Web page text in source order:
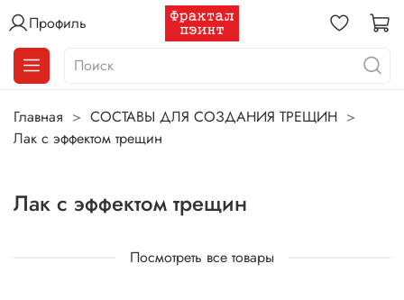
Профиль
Главная
СОСТАВЫ ДЛЯ СОЗДАНИЯ ТРЕЩИН
Лак с эффектом трещин
Лак с эффектом трещин
Посмотреть все товары